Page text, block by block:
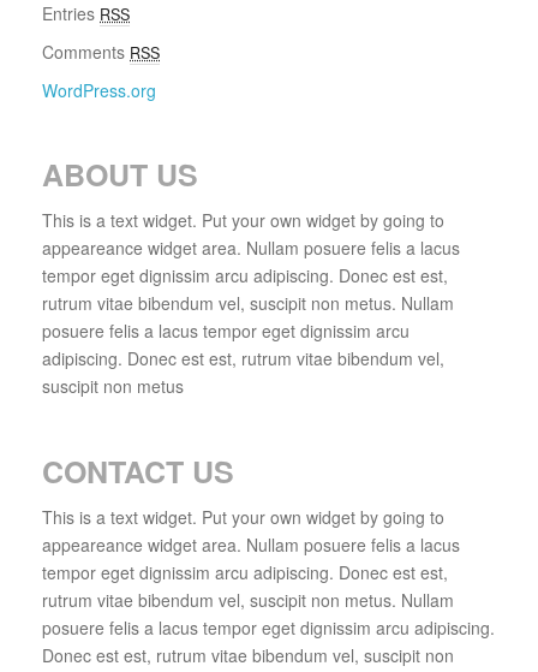
Entries RSS
Comments RSS
WordPress.org
ABOUT US
This is a text widget. Put your own widget by going to
appeareance widget area. Nullam posuere felis a lacus
tempor eget dignissim arcu adipiscing. Donec est est,
rutrum vitae bibendum vel, suscipit non metus. Nullam
posuere felis a lacus tempor eget dignissim arcu
adipiscing. Donec est est, rutrum vitae bibendum vel,
suscipit non metus
CONTACT US
This is a text widget. Put your own widget by going to
appeareance widget area. Nullam posuere felis a lacus
tempor eget dignissim arcu adipiscing. Donec est est,
rutrum vitae bibendum vel, suscipit non metus. Nullam
posuere felis a lacus tempor eget dignissim arcu adipiscing.
Donec est est, rutrum vitae bibendum vel, suscipit non